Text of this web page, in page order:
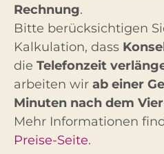
Rechnung.
Bitte berücksichtigen
Kalkulation, dass
die Telefonzeit
arbeiten wir ab einer
Minuten nach dem
Mehr Informationen
Preise-Seite.